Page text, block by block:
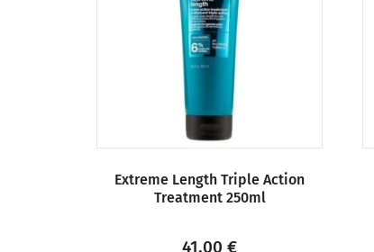
Extreme Length Triple Action
Treatment 250ml
41,00€